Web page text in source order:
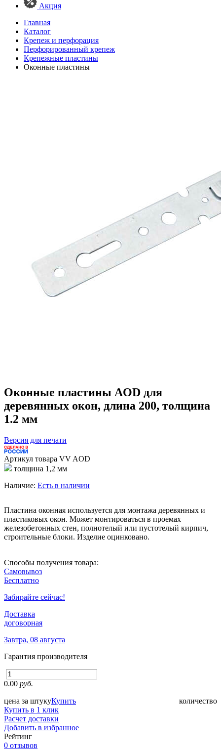
Акция
Главная
Каталог
Крепеж и перфорация
Перфорированный крепеж
Крепежные пластины
Оконные пластины
Оконные пластины AOD для
деревянных окон, длина 200, толщина
1.2 мм
Версия для печати
Артикул товара VV AOD
толщина 1,2 мм
Наличие: Есть в наличии
Пластина оконная используется для монтажа деревянных и
пластиковых окон. Может монтироваться в проемах
железобетонных стен, полнотелый или пустотелый кирпич,
строительные блоки. Изделие оцинковано.
Способы получения товара:
Самовывоз
Бесплатно
Забирайте сейчас!
Доставка
договорная
Завтра, 08 августа
Гарантия производителя
0.00 руб.
цена за штуку количество
Купить
Купить в 1 клик
Расчет доставки
Добавить в избранное
Рейтинг
0 отзывов